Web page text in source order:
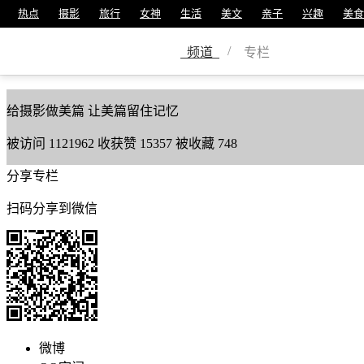
热点 摄影 旅行 女神 生活 美文 亲子 兴趣 美食
频道 / 专栏
美篇号1101684
给摄影做美篇 让美篇留住记忆
被访问 1121962 收获赞 15357 被收藏 748
分享专栏
扫码分享到微信
微博